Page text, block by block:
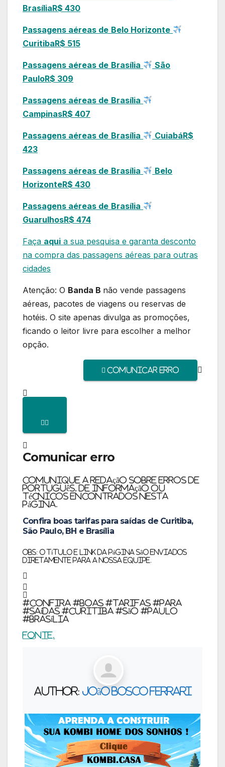
BrasíliaR$ 430
Passagens aéreas de Belo Horizonte
CuritibaR$ 515
Passagens aéreas de Brasília
São
PauloR$ 309
Passagens aéreas de Brasília
CampinasR$ 407
Passagens aéreas de Brasília CuiabáR$
423
Passagens aéreas de Brasília
Belo
HorizonteR$ 430
Passagens aéreas de Brasília
GuarulhosR$ 474
Faça aqui a sua pesquisa e garanta desconto
na compra das passagens aéreas para outras
cidades
Atenção: O Banda B não vende passagens
aéreas, pacotes de viagens ou reservas de
hotéis. O site apenas divulga as promoções,
ficando o leitor livre para escolher a melhor
opção.
Comunicar erro
Comunicar erro
Comunique a redação sobre erros de
português, de informação ou
técnicos encontrados nesta
página.
Confira boas tarifas para saídas de Curitiba,
São Paulo, BH e Brasília
OBS: o título e link da página são enviados
diretamente para a nossa equipe.
#Confira #boas #tarifas #para
#saídas #Curitiba #São #Paulo
#Brasília
Fonte.
Author: João Bosco Ferrari